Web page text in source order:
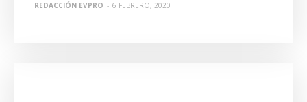
REDACCIÓN EVPRO - 6 FEBRERO, 2020